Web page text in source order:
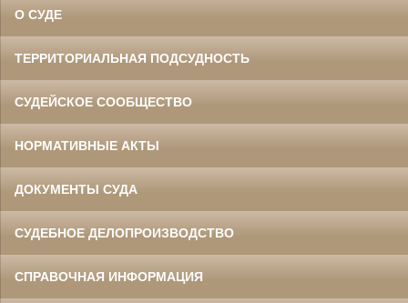
О СУДЕ
ТЕРРИТОРИАЛЬНАЯ ПОДСУДНОСТЬ
СУДЕЙСКОЕ СООБЩЕСТВО
НОРМАТИВНЫЕ АКТЫ
ДОКУМЕНТЫ СУДА
СУДЕБНОЕ ДЕЛОПРОИЗВОДСТВО
СПРАВОЧНАЯ ИНФОРМАЦИЯ